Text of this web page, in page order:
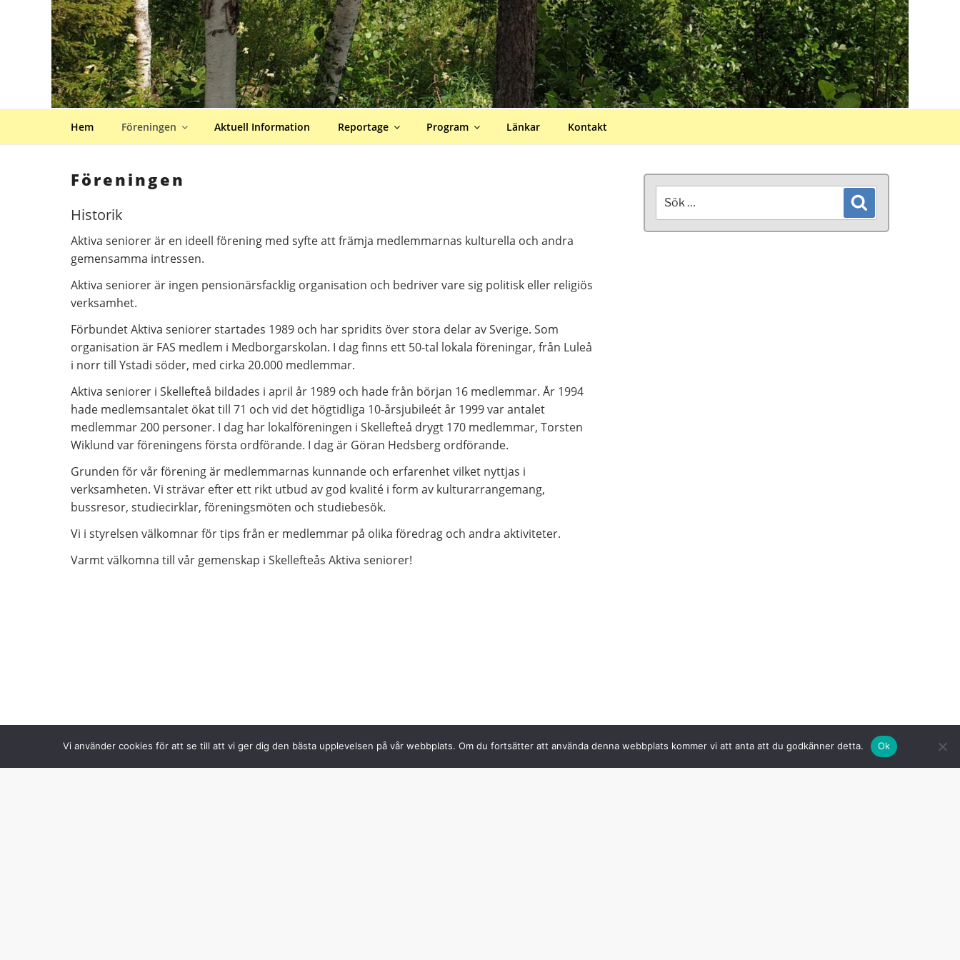
Hem Föreningen Aktuell Information Reportage Program Länkar Kontakt
Föreningen
Historik
Aktiva seniorer är en ideell förening med syfte att främja medlemmarnas kulturella och andra
gemensamma intressen.
Aktiva seniorer är ingen pensionärsfacklig organisation och bedriver vare sig politisk eller religiös
verksamhet.
Förbundet Aktiva seniorer startades 1989 och har spridits över stora delar av Sverige. Som
organisation är FAS medlem i Medborgarskolan. I dag finns ett 50-tal lokala föreningar, från Luleå
i norr till Ystadi söder, med cirka 20.000 medlemmar.
Aktiva seniorer i Skellefteå bildades i april år 1989 och hade från början 16 medlemmar. År 1994
hade medlemsantalet ökat till 71 och vid det högtidliga 10-årsjubileét år 1999 var antalet
medlemmar 200 personer. I dag har lokalföreningen i Skellefteå drygt 170 medlemmar, Torsten
Wiklund var föreningens första ordförande. I dag är Göran Hedsberg ordförande.
Grunden för vår förening är medlemmarnas kunnande och erfarenhet vilket nyttjas i
verksamheten. Vi strävar efter ett rikt utbud av god kvalité i form av kulturarrangemang,
bussresor, studiecirklar, föreningsmöten och studiebesök.
Vi i styrelsen välkomnar för tips från er medlemmar på olika föredrag och andra aktiviteter.
Varmt välkomna till vår gemenskap i Skellefteås Aktiva seniorer!
efter:
Vi använder cookies för att se till att vi ger dig den bästa upplevelsen på vår webbplats. Om du fortsätter att använda denna webbplats kommer vi att anta att du godkänner detta. Ok